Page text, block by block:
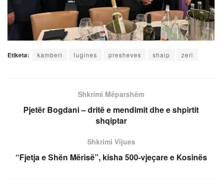
Etiketa: kamberi lugines presheves shaip zeri
Shkrimi Mëparshëm
Pjetër Bogdani – dritë e mendimit dhe e shpirtit
shqiptar
Shkrimi Vijues
“Fjetja e Shën Mërisë”, kisha 500-vjeçare e Kosinës